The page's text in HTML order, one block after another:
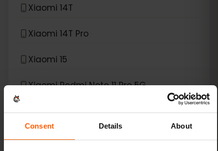
Consent Details About
Xiaomi 14T
Xiaomi 14T Pro
Xiaomi 15
Xiaomi Redmi Note 11 Pro 5G
Xiaomi Redmi Note 13 Pro
Xiaomi Redmi Note 13 Pro Plus